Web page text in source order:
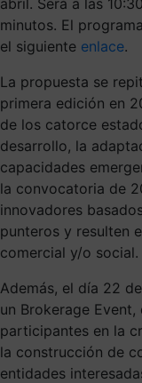
minutos. El
el siguiente enlace.
La propuesta se
primera edición en
de los catorce
desarrollo, la
capacidades
la convocatoria de
innovadores
punteros y resulten
comercial y/o social.
Además, el día 22
un Brokerage
participantes en la
la construcción de
entidades